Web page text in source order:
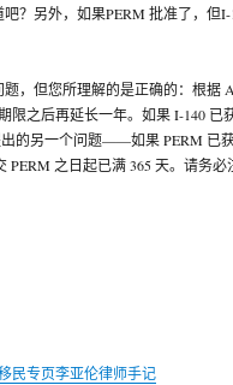
？另外，如果PERM 批准了，但I-
，但您所理解的是正确的：根据
限之后再延长一年。如果 I-140
的另一个问题——如果 PERM 已
之日起已满 365 天。请务必
民专页李亚伦律师手记